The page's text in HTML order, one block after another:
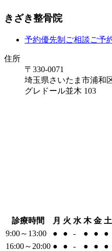
きざき整骨院
予約優先制 ご相談ご予
住所
〒330-0071
埼玉県さいたま市浦和
グレドール並木 103
診療時間 月 火 水 木 金 土
9:00～13:00
● ● - ● ● ●
16:00～20:00 ● ● - ● ● ●